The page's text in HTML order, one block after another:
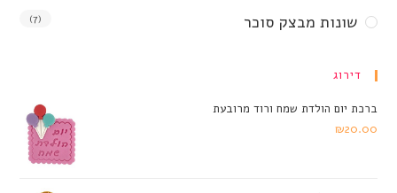
שונות מבצק סוכר (7)
דירוג
ברכת יום הולדת שמח ורוד מרובעת
₪20.00